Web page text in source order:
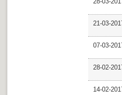
21-03-
07-03-
28-02-
14-02-